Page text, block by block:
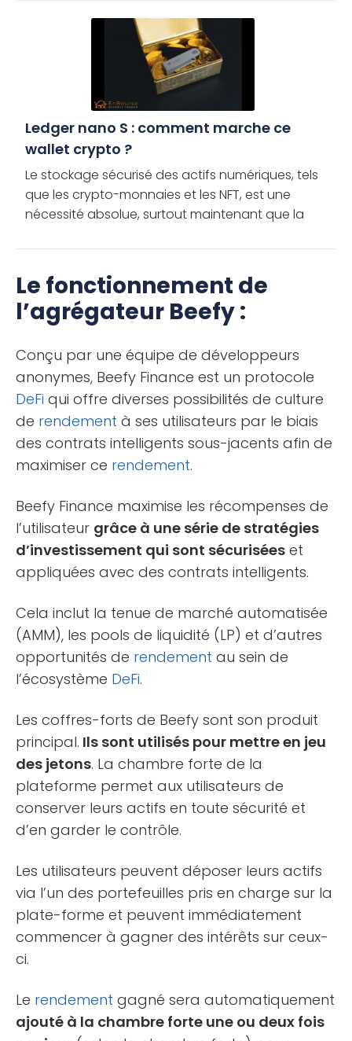
Ledger nano S : comment marche ce
wallet crypto ?
Le stockage sécurisé des actifs numériques, tels
que les crypto-monnaies et les NFT, est une
nécessité absolue, surtout maintenant que la
Le fonctionnement de
l’agrégateur Beefy :
Conçu par une équipe de développeurs
anonymes, Beefy Finance est un protocole
DeFi qui offre diverses possibilités de culture
de rendement à ses utilisateurs par le biais
des contrats intelligents sous-jacents afin de
maximiser ce rendement.
Beefy Finance maximise les récompenses de
l’utilisateur grâce à une série de stratégies
d’investissement qui sont sécurisées et
appliquées avec des contrats intelligents.
Cela inclut la tenue de marché automatisée
(AMM), les pools de liquidité (LP) et d’autres
opportunités de rendement au sein de
l’écosystème DeFi.
Les coffres-forts de Beefy sont son produit
principal. Ils sont utilisés pour mettre en jeu
des jetons. La chambre forte de la
plateforme permet aux utilisateurs de
conserver leurs actifs en toute sécurité et
d’en garder le contrôle.
Les utilisateurs peuvent déposer leurs actifs
via l’un des portefeuilles pris en charge sur la
plate-forme et peuvent immédiatement
commencer à gagner des intérêts sur ceux-
ci.
Le rendement gagné sera automatiquement
ajouté à la chambre forte une ou deux fois